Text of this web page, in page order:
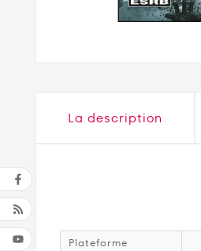
La description
Plateforme